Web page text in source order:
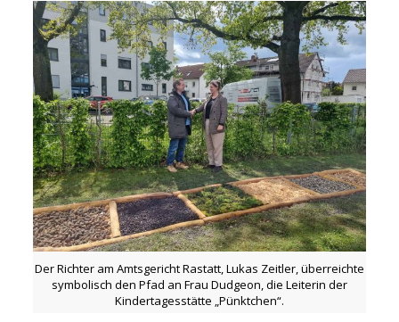
Der Richter am Amtsgericht Rastatt, Lukas Zeitler, überreichte
symbolisch den Pfad an Frau Dudgeon, die Leiterin der
Kindertagesstätte „Pünktchen“.